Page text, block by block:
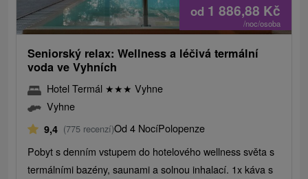
od 1 886,88 Kč
/noc/osoba
Seniorský relax: Wellness a léčivá termální
voda ve Vyhních
Hotel Termál ★★★ Vyhne
Vyhne
9,4 (775 recenzí)Od 4 NocíPolopenze
Pobyt s denním vstupem do hotelového wellness světa s
termálními bazény, saunami a solnou inhalací. 1x káva s